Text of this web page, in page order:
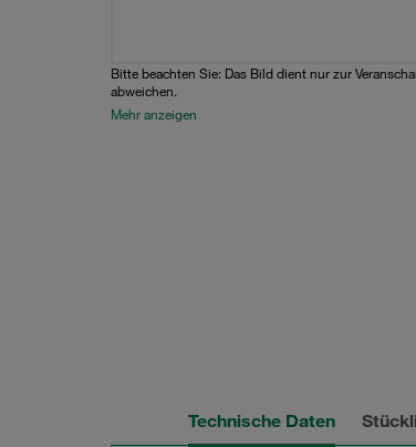
Bitte beachten Sie: Das Bild dient nur zur
abweichen.
Mehr anzeigen
Technische Daten